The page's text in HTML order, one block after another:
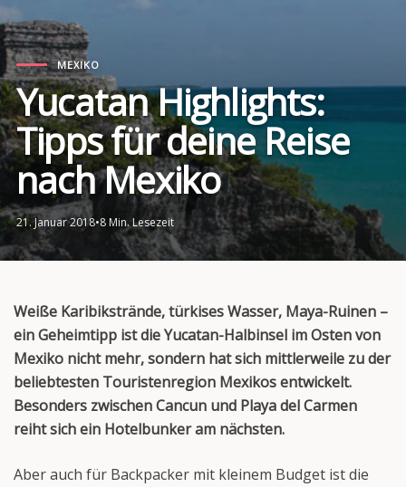
MEXIKO
Yucatan Highlights:
Tipps für deine Reise
nach Mexiko
21. Januar 2018•8 Min. Lesezeit
Weiße Karibikstrände, türkises Wasser, Maya-Ruinen –
ein Geheimtipp ist die Yucatan-Halbinsel im Osten von
Mexiko nicht mehr, sondern hat sich mittlerweile zu der
beliebtesten Touristenregion Mexikos entwickelt.
Besonders zwischen Cancun und Playa del Carmen
reiht sich ein Hotelbunker am nächsten.
Aber auch für Backpacker mit kleinem Budget ist die